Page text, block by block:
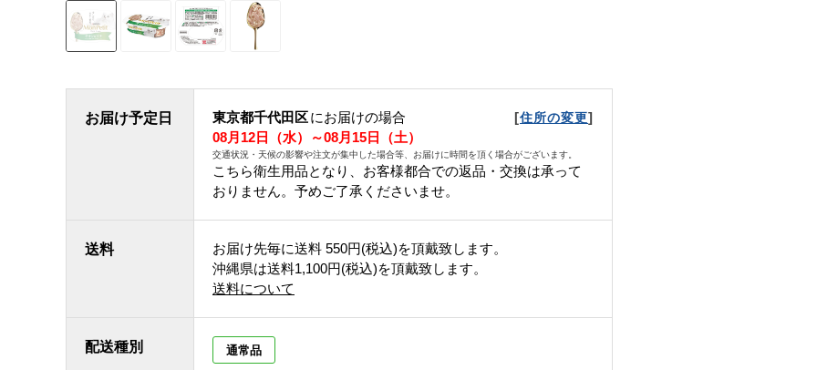
お届け予定日 東京都千代田区にお届けの場合 [住所の変更]
08月12日（水）～08月15日（土）
交通状況・天候の影響や注文が集中した場合等、お届けに時間を頂く場合がございます。
こちら衛生用品となり、お客様都合での返品・交換は承って
おりません。予めご了承くださいませ。
送料 お届け先毎に送料 550円(税込)を頂戴致します。
沖縄県は送料1,100円(税込)を頂戴致します。
送料について
配送種別 通常品